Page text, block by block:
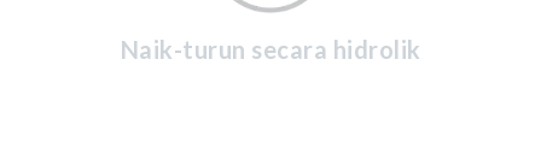
Naik-turun secara hidrolik